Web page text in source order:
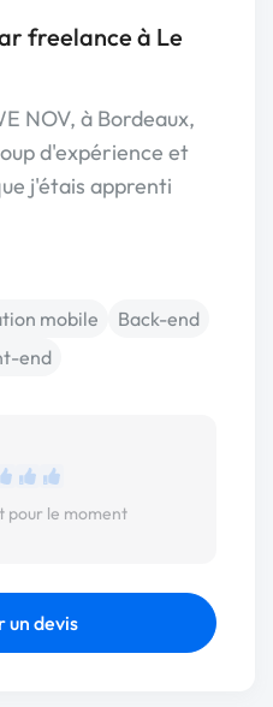
freelance à Le
NOV, à Bordeaux,
d'expérience et
j'étais apprenti
mobile
Back-end
end
pour le moment
un devis